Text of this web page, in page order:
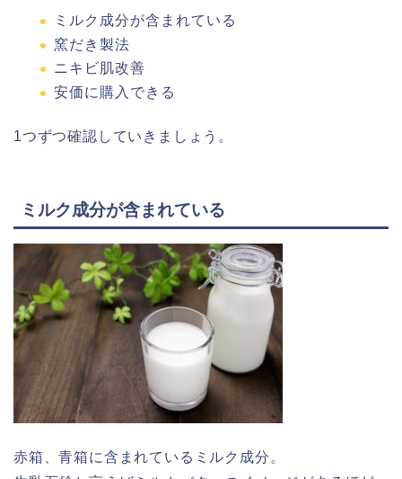
ミルク成分が含まれている
窯だき製法
ニキビ肌改善
安価に購入できる
1つずつ確認していきましょう。
ミルク成分が含まれている
赤箱、青箱に含まれているミルク成分。